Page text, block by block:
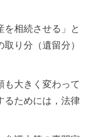
を相続させる」と
り分（遺留分）
も大きく変わって
るためには，法律